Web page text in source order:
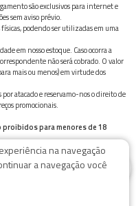
são exclusivos para internet e
sem aviso prévio.
físicas, podendo ser utilizadas em uma
em nosso estoque. Caso ocorra a
não será cobrado. O valor
mais ou menos) em virtude dos
atacado e reservamo-nos o direito de
promocionais.
proibidos para menores de 18
excesso, provoca graves males à saúde.
na navegação
a navegação você